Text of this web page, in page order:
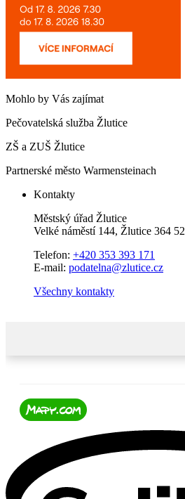
Mohlo by Vás zajímat
Pečovatelská služba Žlutice
ZŠ a ZUŠ Žlutice
Partnerské město Warmensteinach
Kontakty
Městský úřad Žlutice
Velké náměstí 144, Žlutice 364 52
Telefon: +420 353 393 171
E-mail: podatelna@zlutice.cz
Všechny kontakty